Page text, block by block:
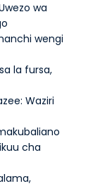
wa
wengi
la fursa,
Waziri
cha